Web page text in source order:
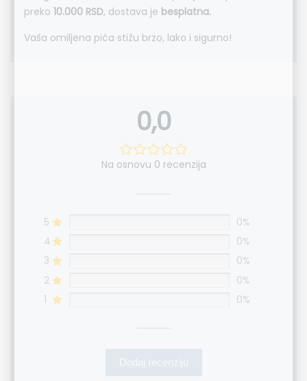
preko 10.000 RSD, dostava je besplatna.
Vaša omiljena pića stižu brzo, lako i sigurno!
0,0
Na osnovu 0 recenzija
5
0%
4
0%
3
0%
2
0%
1
0%